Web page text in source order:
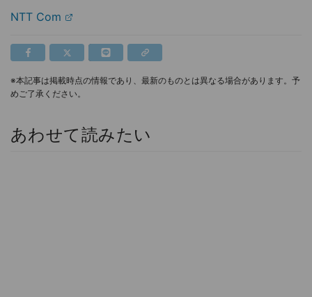
NTT Com
※本記事は掲載時点の情報であり、最新のものとは異なる場合があります。予
めご了承ください。
あわせて読みたい